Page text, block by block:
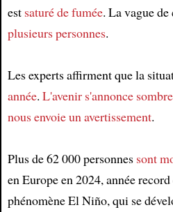
est saturé de fumée. La vague de
plusieurs personnes.
Les experts affirment que la
année. L'avenir s'annonce sombre
nous envoie un avertissement.
Plus de 62 000 personnes sont
en Europe en 2024, année
phénomène El Niño, qui se